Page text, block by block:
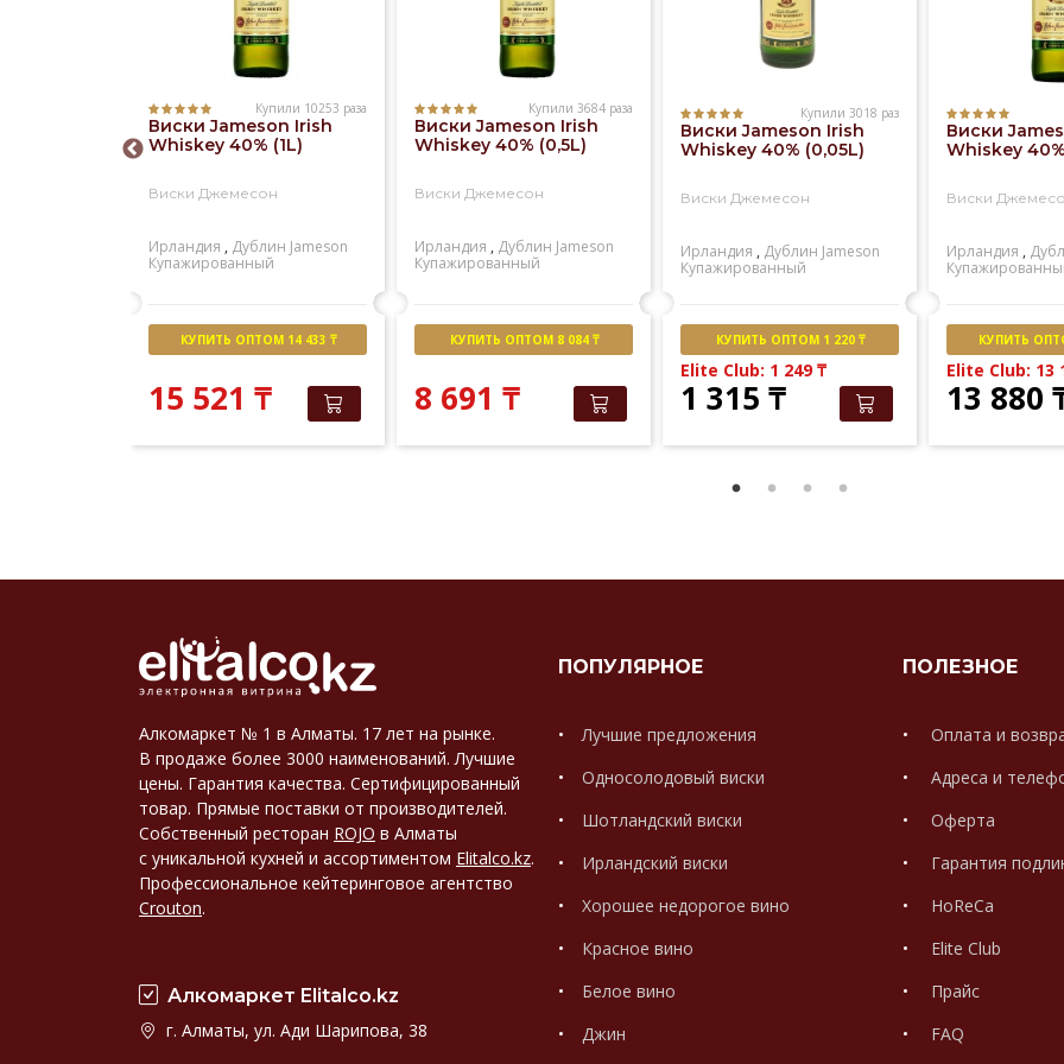
Купили 10253 раза
Виски Jameson Irish
Whiskey 40% (1L)
Виски Джемесон
Ирландия , Дублин Jameson
Купажированный
КУПИТЬ ОПТОМ 14 433 ₸
15 521 ₸
Купили 3684 раза
Виски Jameson Irish
Whiskey 40% (0,5L)
Виски Джемесон
Ирландия , Дублин Jameson
Купажированный
КУПИТЬ ОПТОМ 8 084 ₸
8 691 ₸
Купили 3018 раз
Виски Jameson Irish
Whiskey 40% (0,05L)
Виски Джемесон
Ирландия , Дублин Jameson
Купажированный
КУПИТЬ ОПТОМ 1 220 ₸
Elite Club: 1 249₸
1 315 ₸
Виски
Whiskey
Виски
Ирландия ,
КУПИТЬ
Elite Club: 13
13 880
Алкомаркет № 1 в Алматы. 17 лет на рынке.
В продаже более 3000 наименований. Лучшие
цены. Гарантия качества. Сертифицированный
товар. Прямые поставки от производителей.
Собственный ресторан ROJO в Алматы
с уникальной кухней и ассортиментом Elitalco.kz.
Профессиональное кейтеринговое агентство
Crouton.
Алкомаркет Elitalco.kz
г. Алматы, ул. Ади Шарипова, 38
ПОПУЛЯРНОЕ
Лучшие предложения
Односолодовый виски
Шотландский виски
Ирландский виски
Хорошее недорогое вино
Красное вино
Белое вино
Джин
ПОЛЕЗНОЕ
Оплата и
Адреса и
Оферта
Гарантия
HoReCa
Elite Club
Прайс
FAQ